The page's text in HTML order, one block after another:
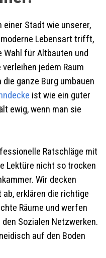
einer Stadt wie unserer,
Lebensart trifft,
Wahl für Altbauten und
jedem Raum
ganze Burg umbauen
ist wie ein guter
ewig, wenn man sie
Ratschläge mit
Lektüre nicht so trocken
Wir decken
erklären die richtige
Räume und werfen
Sozialen Netzwerken.
auf den Boden